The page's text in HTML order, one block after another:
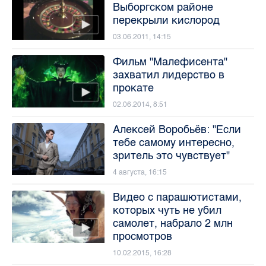
Выборгском районе
перекрыли кислород
03.06.2011, 14:15
Фильм "Малефисента"
захватил лидерство в
прокате
02.06.2014, 8:51
Алексей Воробьёв: "Если
тебе самому интересно,
зритель это чувствует"
4 августа, 16:15
Видео с парашютистами,
которых чуть не убил
самолет, набрало 2 млн
просмотров
10.02.2015, 16:28